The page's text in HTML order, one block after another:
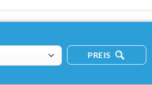
PREIS